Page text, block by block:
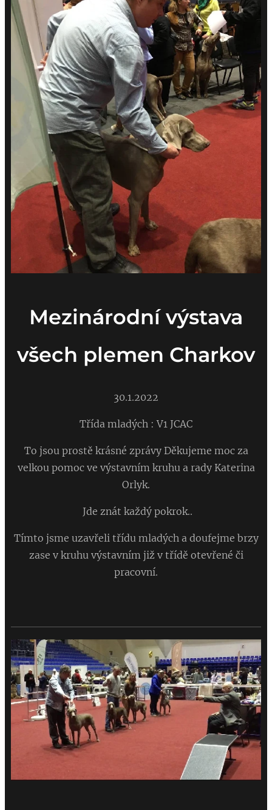
Mezinárodní výstava
všech plemen Charkov
30.1.2022
Třída mladých : V1 JCAC
To jsou prostě krásné zprávy Děkujeme moc za
velkou pomoc ve výstavním kruhu a rady Katerina
Orlyk.
Jde znát každý pokrok..
Tímto jsme uzavřeli třídu mladých a doufejme brzy
zase v kruhu výstavním již v třídě otevřené či
pracovní.